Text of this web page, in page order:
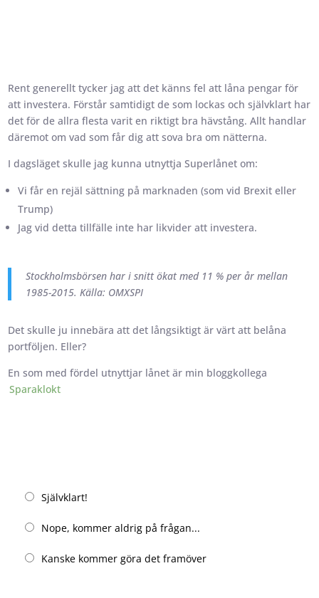
Rent generellt tycker jag att det känns fel att låna pengar för
att investera. Förstår samtidigt de som lockas och självklart har
det för de allra flesta varit en riktigt bra hävstång. Allt handlar
däremot om vad som får dig att sova bra om nätterna.
I dagsläget skulle jag kunna utnyttja Superlånet om:
Vi får en rejäl sättning på marknaden (som vid Brexit eller
Trump)
Jag vid detta tillfälle inte har likvider att investera.
Stockholmsbörsen har i snitt ökat med 11 % per år mellan
1985-2015. Källa: OMXSPI
Det skulle ju innebära att det långsiktigt är värt att belåna
portföljen. Eller?
En som med fördel utnyttjar lånet är min bloggkollega
Sparaklokt
Självklart!
Nope, kommer aldrig på frågan...
Kanske kommer göra det framöver